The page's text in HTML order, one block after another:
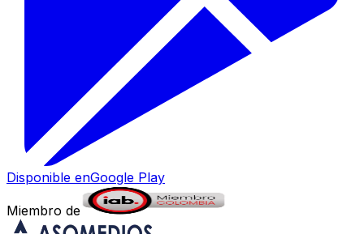
Disponible enGoogle Play
Miembro de